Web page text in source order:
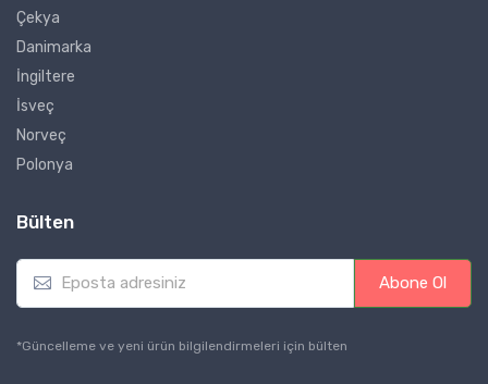
Çekya
Danimarka
İngiltere
İsveç
Norveç
Polonya
Bülten
E
a
l
Abone Ol
*Güncelleme ve yeni ürün bilgilendirmeleri için bülten